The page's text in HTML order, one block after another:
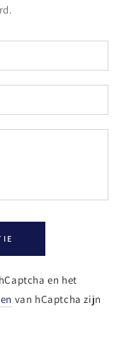
en het
van hCaptcha zijn